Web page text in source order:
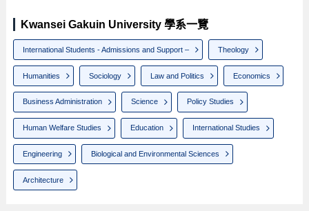
Kwansei Gakuin University 學系一覽
International Students - Admissions and Support – Theology
Humanities Sociology Law and Politics Economics
Business Administration Science Policy Studies
Human Welfare Studies Education International Studies
Engineering Biological and Environmental Sciences
Architecture